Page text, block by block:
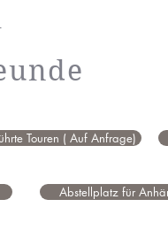
Touren ( Auf Anfrage)
Abstellplatz für